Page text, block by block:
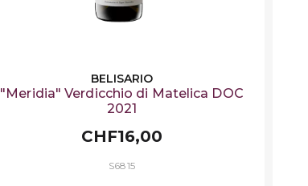
BELISARIO
"Meridia" Verdicchio di Matelica DOC
2021
CHF16,00
S6815